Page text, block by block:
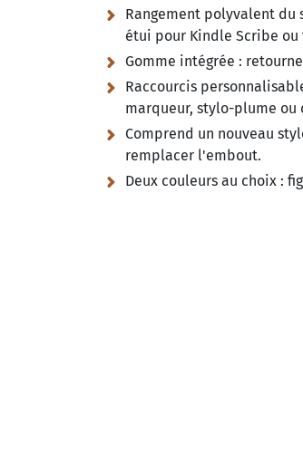
Rangement polyvalent du
étui pour Kindle Scribe
Gomme intégrée :
Raccourcis
marqueur, stylo-plume ou
Comprend un nouveau
remplacer l'embout.
Deux couleurs au choix :